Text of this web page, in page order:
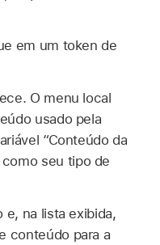
em um token de
O menu local
usado pela
“Conteúdo da
como seu tipo de
e, na lista exibida,
conteúdo para a